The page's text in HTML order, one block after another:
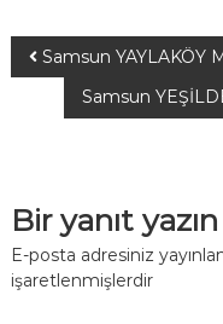
Samsun YAYLAKÖY
Samsun
Bir yanıt yazın
E-posta adresiniz
işaretlenmişlerdir